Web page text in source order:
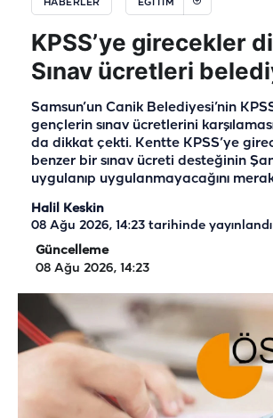
HABERLER EĞITIM
KPSS’ye girecekler
Sınav ücretleri
Samsun’un Canik Belediyesi’nin
gençlerin sınav ücretlerini
da dikkat çekti. Kentte KPSS’ye
benzer bir sınav ücreti desteğinin
uygulanıp uygulanmayacağını
Halil Keskin
08 Ağu 2026, 14:23 tarihinde yayınlandı
Güncelleme
08 Ağu 2026, 14:23